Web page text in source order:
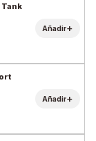
Tank
Añadir+
Añadir+